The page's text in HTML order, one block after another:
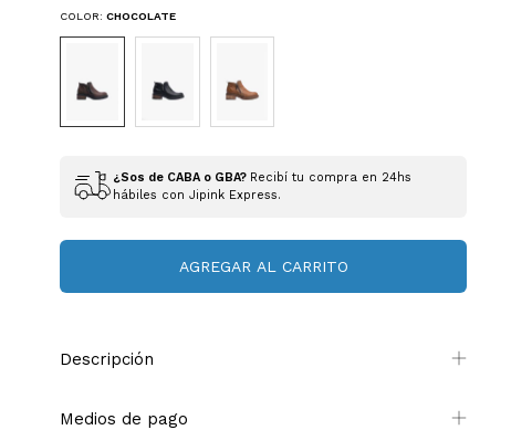
COLOR:CHOCOLATE
¿Sos de CABA o GBA? Recibí tu compra en 24hs
hábiles con Jipink Express.
Descripción
Medios de pago